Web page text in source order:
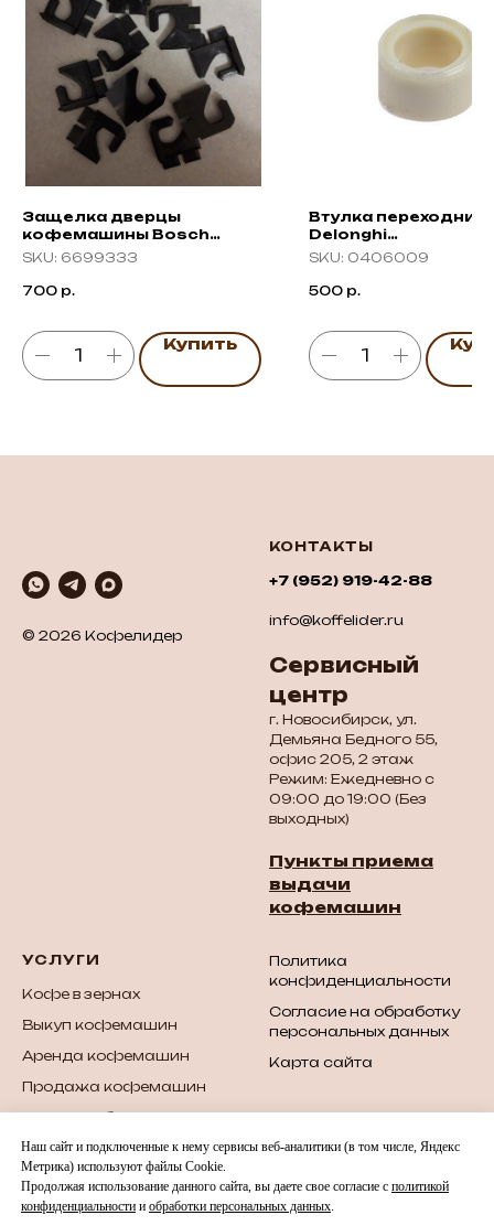
Защелка дверцы
кофемашины Bosch
Verocup 100/300 /
SKU: 6699333
700 р.
Купить
Втулка
Delonghi
ESAM/ECAM/ETAM
SKU: 0406009
500 р.
© 2026 Кофелидер
КОНТАКТЫ
+7 (952) 919-42-88
info@koffelider.ru
Сервисный
центр
г. Новосибирск, ул.
Демьяна Бедного 55,
офис 205, 2 этаж
Режим: Ежедневно с
09:00 до 19:00 (Без
выходных)
Пункты приема
выдачи
кофемашин
УСЛУГИ
Кофе в зернах
Выкуп кофемашин
Аренда кофемашин
Продажа кофемашин
Продажа б/у
Запчасти для
кофемашин
Обслуживание и ремонт
Политика
конфиденциальности
Согласие на обработку
персональных данных
Карта сайта
Наш сайт и подключенные к нему сервисы веб-аналитики (в том числе, Яндекс
Метрика) используют файлы Cookie.
Продолжая использование данного сайта, вы даете свое согласие с политикой
конфиденциальности и обработки персональных данных.